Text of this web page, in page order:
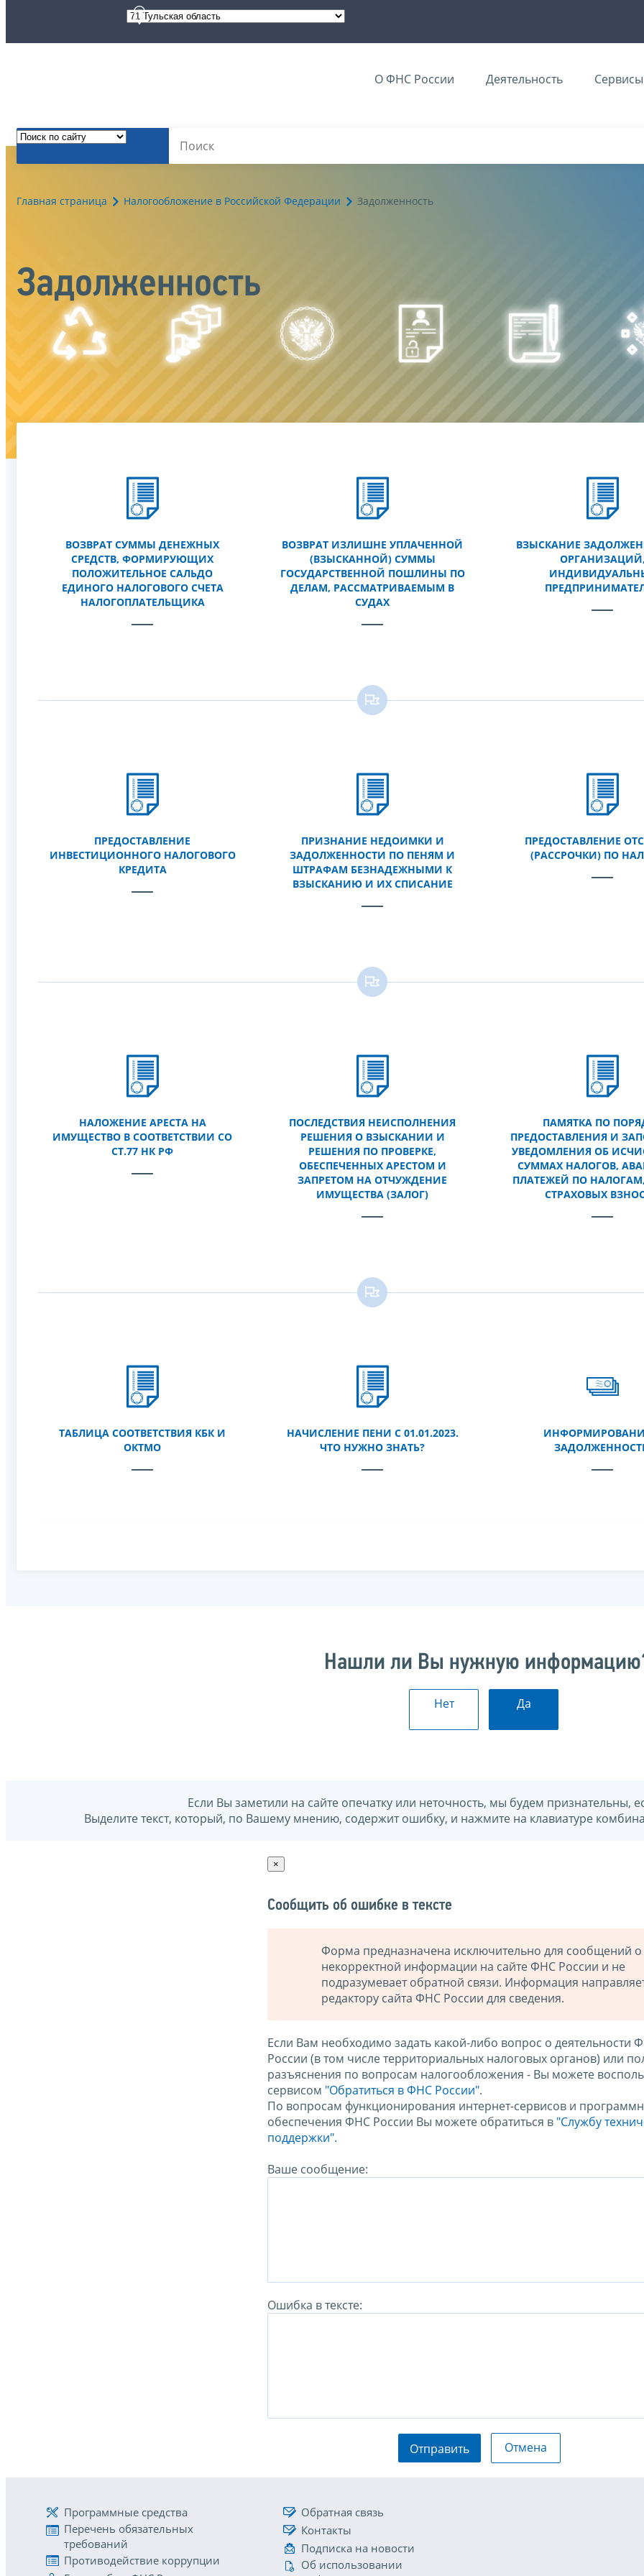
О ФНС России Деятельность Сервисы
Главная страница Налогообложение в Российской Федерации Задолженность
Задолженность
ВОЗВРАТ СУММЫ ДЕНЕЖНЫХ
СРЕДСТВ, ФОРМИРУЮЩИХ
ПОЛОЖИТЕЛЬНОЕ САЛЬДО
ЕДИНОГО НАЛОГОВОГО СЧЕТА
НАЛОГОПЛАТЕЛЬЩИКА
ВОЗВРАТ ИЗЛИШНЕ УПЛАЧЕННОЙ
(ВЗЫСКАННОЙ) СУММЫ
ГОСУДАРСТВЕННОЙ ПОШЛИНЫ ПО
ДЕЛАМ, РАССМАТРИВАЕМЫМ В
СУДАХ
ВЗЫСКАНИЕ
ОРГАНИЗАЦИЙ,
ПРЕДОСТАВЛЕНИЕ
ИНВЕСТИЦИОННОГО НАЛОГОВОГО
КРЕДИТА
ПРИЗНАНИЕ НЕДОИМКИ И
ЗАДОЛЖЕННОСТИ ПО ПЕНЯМ И
ШТРАФАМ БЕЗНАДЕЖНЫМИ К
ВЗЫСКАНИЮ И ИХ СПИСАНИЕ
ПРЕДОСТАВЛЕНИЕ
(РАССРОЧКИ) ПО
НАЛОЖЕНИЕ АРЕСТА НА
ИМУЩЕСТВО В СООТВЕТСТВИИ СО
СТ.77 НК РФ
ПОСЛЕДСТВИЯ НЕИСПОЛНЕНИЯ
РЕШЕНИЯ О ВЗЫСКАНИИ И
РЕШЕНИЯ ПО ПРОВЕРКЕ,
ОБЕСПЕЧЕННЫХ АРЕСТОМ И
ЗАПРЕТОМ НА ОТЧУЖДЕНИЕ
ИМУЩЕСТВА (ЗАЛОГ)
ПАМЯТКА ПО
ПРЕДОСТАВЛЕНИЯ И
УВЕДОМЛЕНИЯ ОБ
СУММАХ НАЛОГОВ,
ПЛАТЕЖЕЙ ПО
СТРАХОВЫХ
ТАБЛИЦА СООТВЕТСТВИЯ КБК И
ОКТМО
НАЧИСЛЕНИЕ ПЕНИ С 01.01.2023.
ЧТО НУЖНО ЗНАТЬ?
Нашли ли Вы нужную
Нет Да
Если Вы заметили на сайте опечатку или неточность, мы будем признательны,
Выделите текст, который, по Вашему мнению, содержит ошибку, и нажмите на клавиатуре
×
Сообщить об ошибке в тексте
Форма предназначена исключительно для сообщений о
некорректной информации на сайте ФНС России и не
подразумевает обратной связи. Информация
редактору сайта ФНС России для сведения.
Если Вам необходимо задать какой-либо вопрос о деятельности
России (в том числе территориальных налоговых органов) или
разъяснения по вопросам налогообложения - Вы можете
сервисом "Обратиться в ФНС России".
По вопросам функционирования интернет-сервисов и
обеспечения ФНС России Вы можете обратиться в "Службу
поддержки".
Ваше сообщение:
Ошибка в тексте:
Отправить Отмена
Программные средства
Перечень обязательных
требований
Противодействие коррупции
Обратная связь
Контакты
Подписка на новости
Об использовании